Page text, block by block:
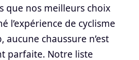
que nos meilleurs choix
l’expérience de cyclisme
aucune chaussure n’est
parfaite. Notre liste